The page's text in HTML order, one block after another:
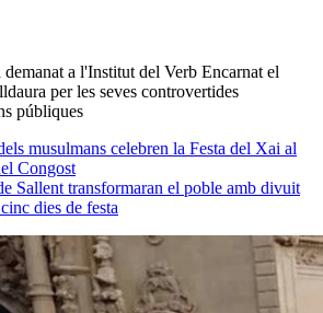
a l'Institut del Verb Encarnat el
per les seves controvertides
públiques
musulmans celebren la Festa del Xai al
Congost
Sallent transformaran el poble amb divuit
dies de festa